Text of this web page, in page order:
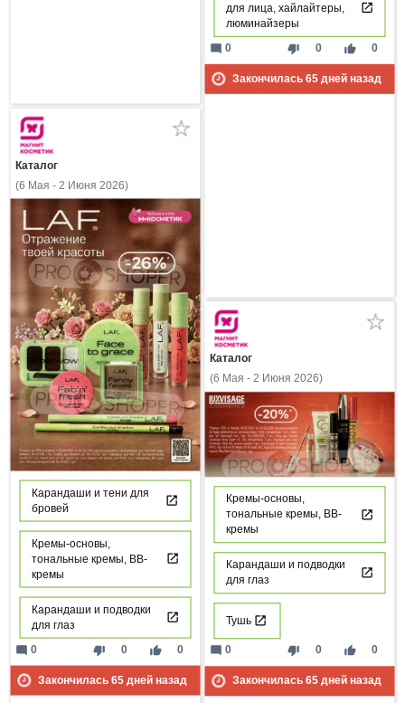
для лица, хайлайтеры,
люминайзеры
thumb_down 0 thumb_up 0
mode_comment 0
Закончилась 65дней назад
Каталог
(6 Мая - 2 Июня 2026)
Карандаши и тени для
бровей
Кремы-основы,
тональные кремы, ВВ-
кремы
Карандаши и подводки
для глаз
thumb_down 0 thumb_up 0
mode_comment 0
Закончилась 65дней назад
Каталог
(6 Мая - 2 Июня 2026)
Кремы-основы,
тональные кремы, ВВ-
кремы
Карандаши и подводки
для глаз
Тушь
thumb_down 0 thumb_up 0
mode_comment 0
Закончилась 65дней назад